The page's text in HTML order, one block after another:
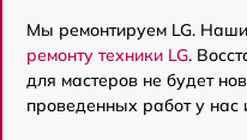
Мы ремонтируем LG.
ремонту техники LG.
для мастеров не будет
проведенных работ у нас